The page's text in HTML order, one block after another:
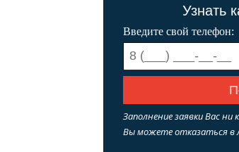
Узнать
Введите свой телефон:
Заполнение заявки Вас ни
Вы можете отказаться в